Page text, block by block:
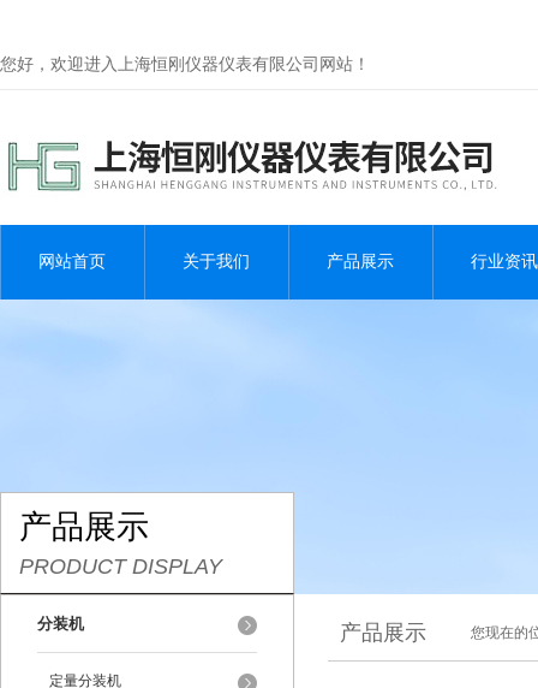
您好，欢迎进入上海恒刚仪器仪表有限公司网站！
网站首页 关于我们 产品展示 行业资讯
产品展示
PRODUCT DISPLAY
分装机
定量分装机
产品展示 您现在的